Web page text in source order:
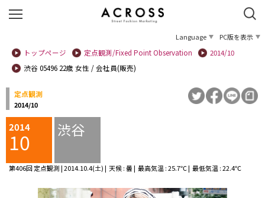
Language
PC版を表示
トップページ
定点観測/Fixed Point Observation
2014/10
渋谷 05496 22歳 女性 / 会社員(販売)
定点観測
2014/10
2014
10 渋谷
第406回 定点観測 | 2014.10.4(土) | 天候 : 曇 | 最高気温 : 25.7℃ | 最低気温 : 22.4℃